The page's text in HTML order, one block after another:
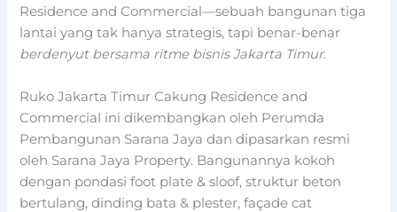
Residence and Commercial—sebuah bangunan tiga
lantai yang tak hanya strategis, tapi benar-benar
berdenyut bersama ritme bisnis Jakarta Timur.
Ruko Jakarta Timur Cakung Residence and
Commercial ini dikembangkan oleh Perumda
Pembangunan Sarana Jaya dan dipasarkan resmi
oleh Sarana Jaya Property. Bangunannya kokoh
dengan pondasi foot plate & sloof, struktur beton
bertulang, dinding bata & plester, façade cat